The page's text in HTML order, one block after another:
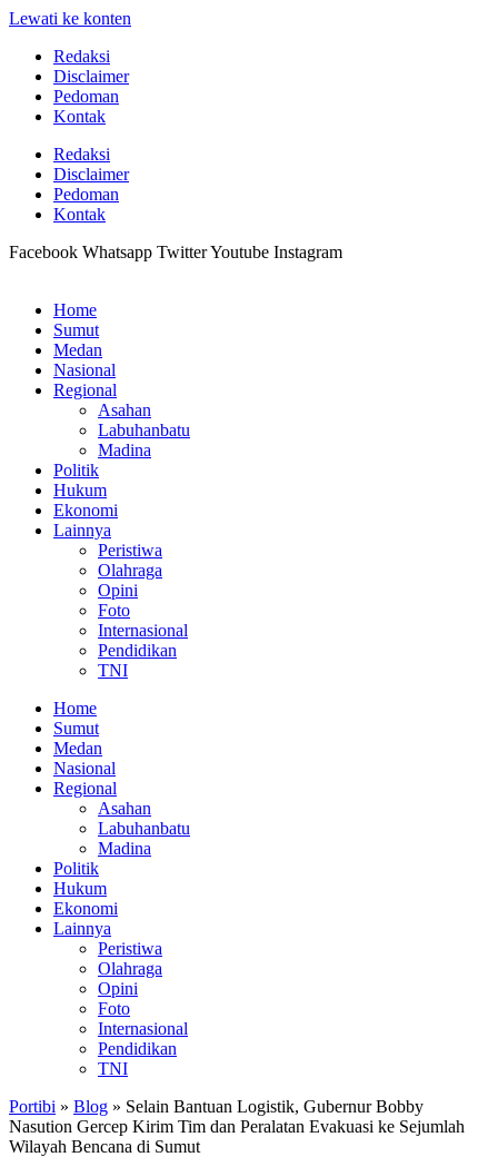
Lewati ke konten
Redaksi
Disclaimer
Pedoman
Kontak
Redaksi
Disclaimer
Pedoman
Kontak
Facebook Whatsapp TwitterYoutube Instagram
Home
Sumut
Medan
Nasional
Regional
Asahan
Labuhanbatu
Madina
Politik
Hukum
Ekonomi
Lainnya
Peristiwa
Olahraga
Opini
Foto
Internasional
Pendidikan
TNI
Home
Sumut
Medan
Nasional
Regional
Asahan
Labuhanbatu
Madina
Politik
Hukum
Ekonomi
Lainnya
Peristiwa
Olahraga
Opini
Foto
Internasional
Pendidikan
TNI
Portibi » Blog » Selain Bantuan Logistik, Gubernur Bobby
Nasution Gercep Kirim Tim dan Peralatan Evakuasi ke Sejumlah
Wilayah Bencana di Sumut